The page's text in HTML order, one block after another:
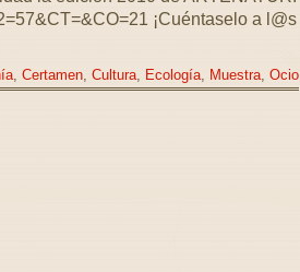
¡Cuéntaselo a l@s
, Certamen, Cultura, Ecología, Muestra, Ocio